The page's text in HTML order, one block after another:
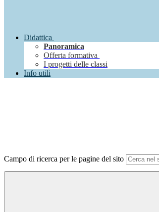
Didattica
Panoramica
Offerta formativa
I progetti delle classi
Info utili
Campo di ricerca per le pagine del sito